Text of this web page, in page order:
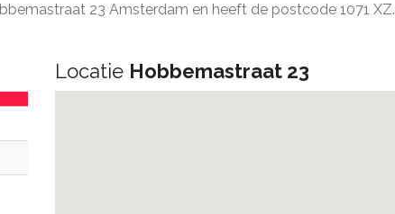
23 Amsterdam en heeft de postcode 1071 XZ.
Locatie Hobbemastraat 23